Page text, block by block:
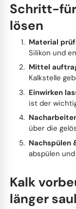
Schritt-
lösen
Material
Silikon und
Mittel
Kalkstelle
Einwirken
ist der
über die
Nachspülen
abspülen
Kalk
länger